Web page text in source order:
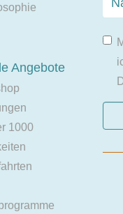
Angebote
1000